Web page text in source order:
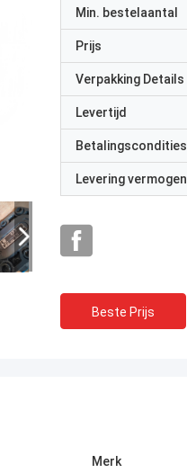
Min. bestelaantal
Prijs
Verpakking Details
Levertijd
Betalingscondities
Levering vermogen
Beste Prijs
Merk